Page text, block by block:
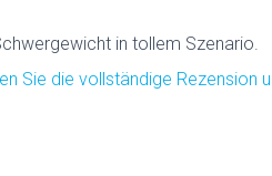
in tollem Szenario.
Sie die vollständige Rezension